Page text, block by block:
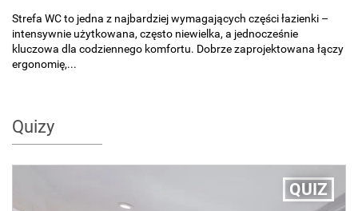
Strefa WC to jedna z najbardziej wymagających części łazienki –
intensywnie użytkowana, często niewielka, a jednocześnie
kluczowa dla codziennego komfortu. Dobrze zaprojektowana łączy
ergonomię,...
Quizy
QUIZ